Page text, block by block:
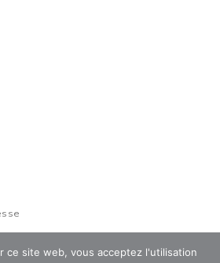
ce site web, vous acceptez l'utilisation